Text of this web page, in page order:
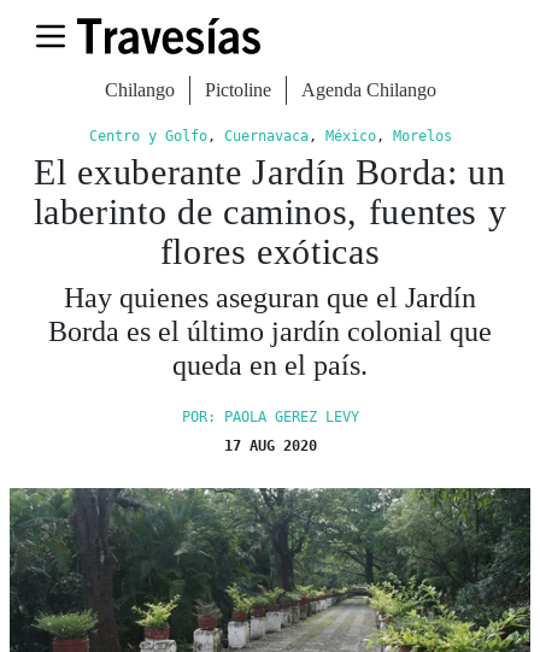
Chilango Pictoline Agenda Chilango
Centro y Golfo, Cuernavaca, México, Morelos
El exuberante Jardín Borda: un
laberinto de caminos, fuentes y
flores exóticas
Hay quienes aseguran que el Jardín
Borda es el último jardín colonial que
queda en el país.
POR: PAOLA GEREZ LEVY
17 AUG 2020